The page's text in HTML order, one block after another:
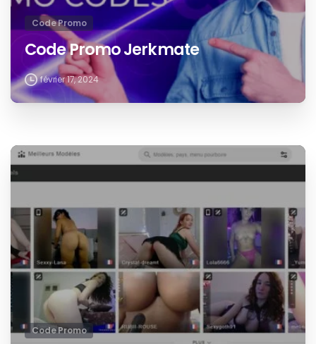
Code Promo
Code Promo Jerkmate
février 17, 2024
Code Promo